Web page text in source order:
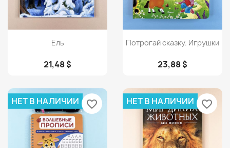
Просмотр
Ель
21,48 $
Просмотр
Потрогай сказку. Игрушки
23,88 $
НЕТ В НАЛИЧИИ favorite_border НЕТ В НАЛИЧИИ favorite_border